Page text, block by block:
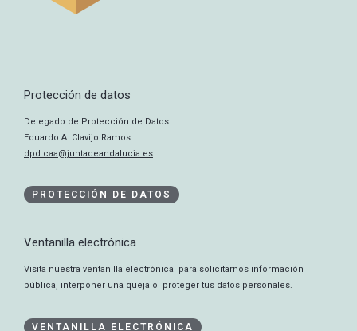
Protección de datos
Delegado de Protección de Datos
Eduardo A. Clavijo Ramos
dpd.caa@juntadeandalucia.es
PROTECCIÓN DE DATOS
Ventanilla electrónica
Visita nuestra ventanilla electrónica para solicitarnos información
pública, interponer una queja o proteger tus datos personales.
VENTANILLA ELECTRÓNICA